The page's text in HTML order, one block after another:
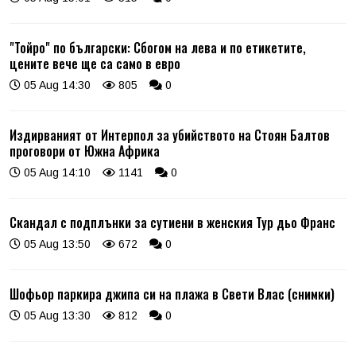
"Тойро" по български: Сбогом на лева и по етикетите,
цените вече ще са само в евро
05 Aug 14:30 805 0
Издирваният от Интерпол за убийството на Стоян Балтов
проговори от Южна Африка
05 Aug 14:10 1141 0
Скандал с подплънки за сутиени в женския Тур дьо Франс
05 Aug 13:50 672 0
Шофьор паркира джипа си на плажа в Свети Влас (снимки)
05 Aug 13:30 812 0